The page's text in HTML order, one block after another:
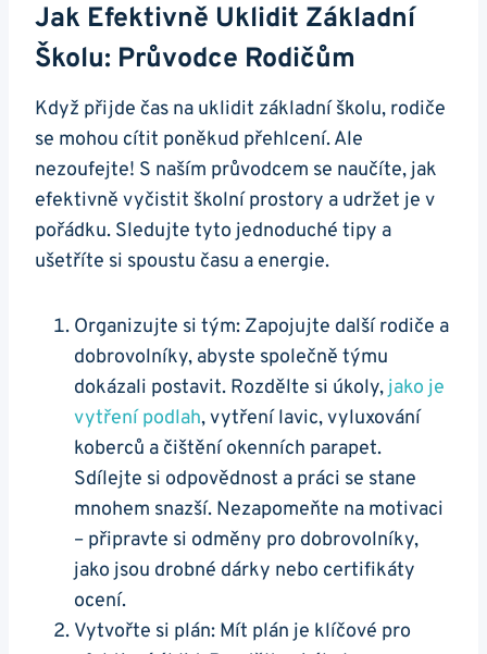
Jak Efektivně Uklidit Základní
Školu: Průvodce Rodičům
Když přijde čas na uklidit základní školu, rodiče
se mohou cítit poněkud přehlcení. Ale
nezoufejte! S naším průvodcem se naučíte, jak
efektivně vyčistit školní prostory a udržet je v
pořádku. Sledujte tyto jednoduché tipy a
ušetříte si spoustu času a energie.
Organizujte si tým: Zapojujte další rodiče a
dobrovolníky, abyste společně týmu
dokázali postavit. Rozdělte si úkoly, jako je
vytření podlah, vytření lavic, vyluxování
koberců a čištění okenních parapet.
Sdílejte si odpovědnost a práci se stane
mnohem snazší. Nezapomeňte na motivaci
– připravte si odměny pro dobrovolníky,
jako jsou drobné dárky nebo certifikáty
ocení.
Vytvořte si plán: Mít plán je klíčové pro